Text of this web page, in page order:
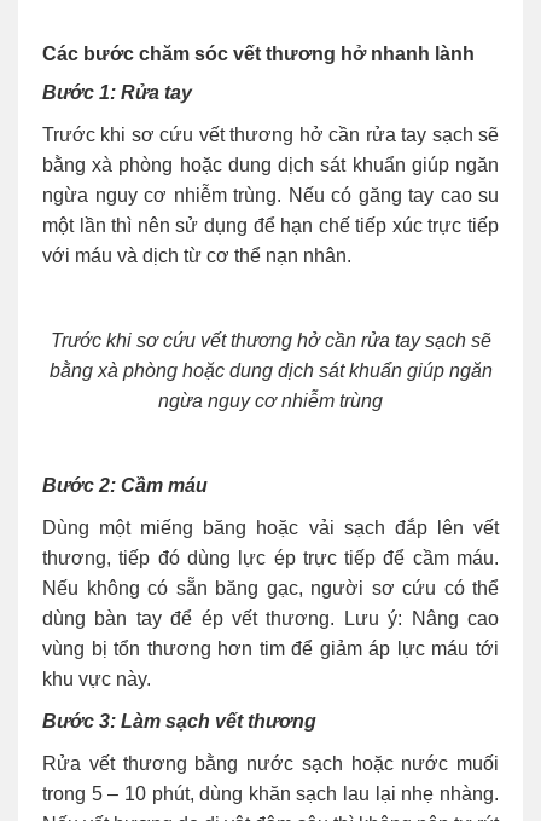
Các bước chăm sóc vết thương hở nhanh lành
Bước 1: Rửa tay
Trước khi sơ cứu vết thương hở cần rửa tay sạch sẽ
bằng xà phòng hoặc dung dịch sát khuẩn giúp ngăn
ngừa nguy cơ nhiễm trùng. Nếu có găng tay cao su
một lần thì nên sử dụng để hạn chế tiếp xúc trực tiếp
với máu và dịch từ cơ thể nạn nhân.
Trước khi sơ cứu vết thương hở cần rửa tay sạch sẽ
bằng xà phòng hoặc dung dịch sát khuẩn giúp ngăn
ngừa nguy cơ nhiễm trùng
Bước 2: Cầm máu
Dùng một miếng băng hoặc vải sạch đắp lên vết
thương, tiếp đó dùng lực ép trực tiếp để cầm máu.
Nếu không có sẵn băng gạc, người sơ cứu có thể
dùng bàn tay để ép vết thương. Lưu ý: Nâng cao
vùng bị tổn thương hơn tim để giảm áp lực máu tới
khu vực này.
Bước 3: Làm sạch vết thương
Rửa vết thương bằng nước sạch hoặc nước muối
trong 5 – 10 phút, dùng khăn sạch lau lại nhẹ nhàng.